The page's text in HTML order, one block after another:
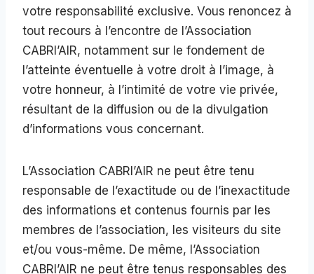
votre responsabilité exclusive. Vous renoncez à
tout recours à l’encontre de l’Association
CABRI’AIR, notamment sur le fondement de
l’atteinte éventuelle à votre droit à l’image, à
votre honneur, à l’intimité de votre vie privée,
résultant de la diffusion ou de la divulgation
d’informations vous concernant.
L’Association CABRI’AIR ne peut être tenu
responsable de l’exactitude ou de l’inexactitude
des informations et contenus fournis par les
membres de l’association, les visiteurs du site
et/ou vous-même. De même, l’Association
CABRI’AIR ne peut être tenus responsables des